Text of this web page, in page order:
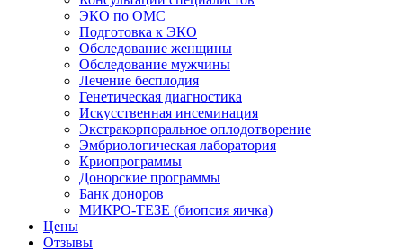
ЭКО по ОМС
Подготовка к ЭКО
Обследование женщины
Обследование мужчины
Лечение бесплодия
Генетическая диагностика
Искусственная инсеминация
Экстракорпоральное оплодотворение
Эмбриологическая лаборатория
Криопрограммы
Донорские программы
Банк доноров
МИКРО-ТЕЗЕ (биопсия яичка)
Цены
Отзывы